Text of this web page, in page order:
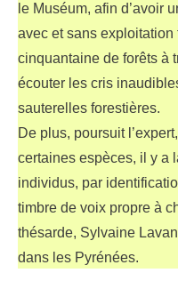
le Muséum, afin d’avoir
avec et sans
cinquantaine de forêts à
écouter les cris
sauterelles forestières.
De plus, poursuit
certaines espèces, il y a
individus, par
timbre de voix propre à
thésarde, Sylvaine
dans les Pyrénées.